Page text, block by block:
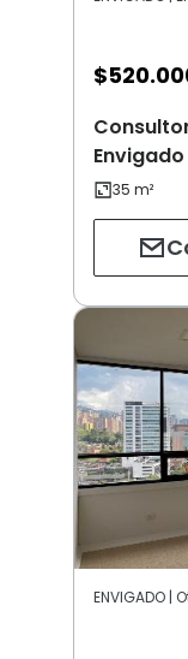
$
Envigado
ENVIGADO |